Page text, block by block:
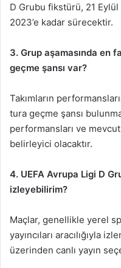
D Grubu fikstürü, 21 Eylül
2023’e kadar sürecektir.
3. Grup aşamasında en
geçme şansı var?
Takımların
tura geçme şansı
performansları ve
belirleyici olacaktır.
4. UEFA Avrupa Ligi D
izleyebilirim?
Maçlar, genellikle yerel
yayıncıları aracılığıyla
üzerinden canlı yayın